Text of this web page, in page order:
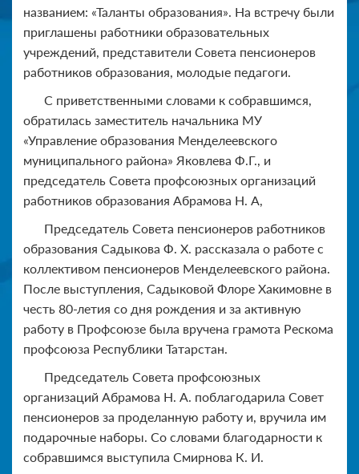
названием: «Таланты образования». На встречу были
приглашены работники образовательных
учреждений, представители Совета пенсионеров
работников образования, молодые педагоги.
С приветственными словами к собравшимся,
обратилась заместитель начальника МУ
«Управление образования Менделеевского
муниципального района» Яковлева Ф.Г., и
председатель Совета профсоюзных организаций
работников образования Абрамова Н. А,
Председатель Совета пенсионеров работников
образования Садыкова Ф. Х. рассказала о работе с
коллективом пенсионеров Менделеевского района.
После выступления, Садыковой Флоре Хакимовне в
честь 80-летия со дня рождения и за активную
работу в Профсоюзе была вручена грамота Рескома
профсоюза Республики Татарстан.
Председатель Совета профсоюзных
организаций Абрамова Н. А. поблагодарила Совет
пенсионеров за проделанную работу и, вручила им
подарочные наборы. Со словами благодарности к
собравшимся выступила Смирнова К. И.